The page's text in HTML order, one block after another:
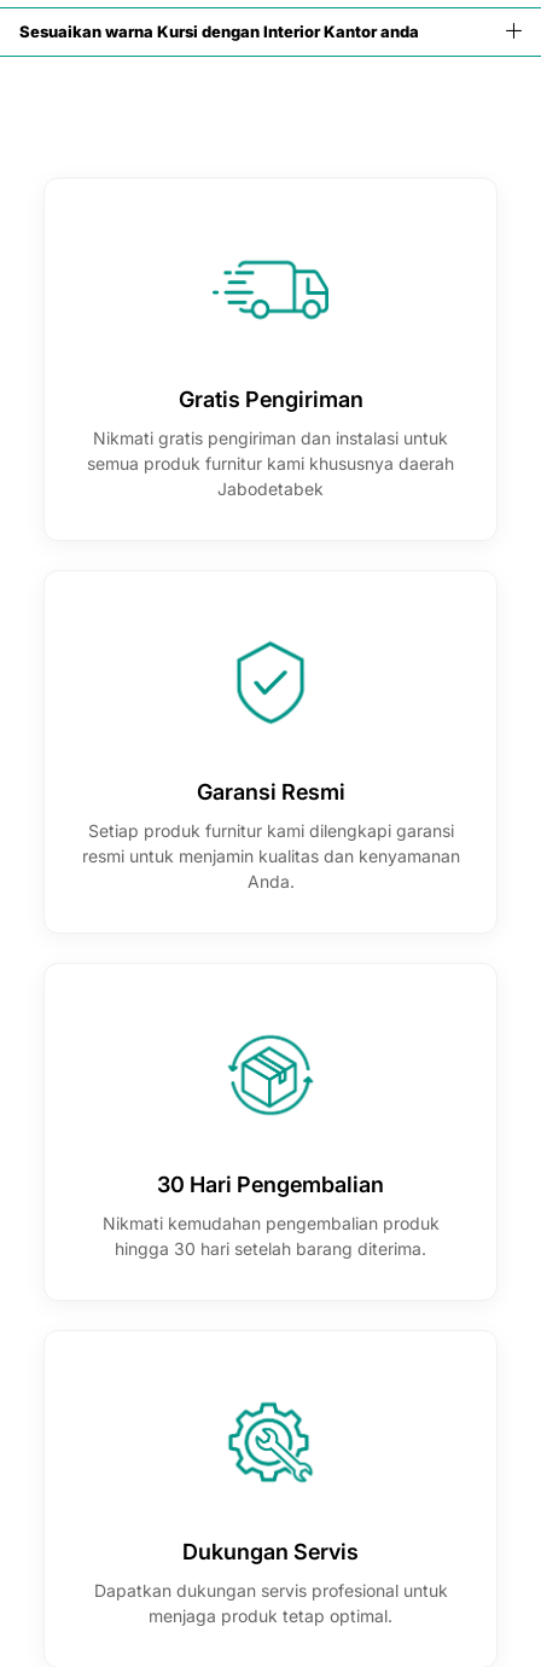
Sesuaikan warna Kursi dengan Interior Kantor anda
Gratis Pengiriman
Nikmati gratis pengiriman dan instalasi untuk
semua produk furnitur kami khususnya daerah
Jabodetabek
Garansi Resmi
Setiap produk furnitur kami dilengkapi garansi
resmi untuk menjamin kualitas dan kenyamanan
Anda.
30 Hari Pengembalian
Nikmati kemudahan pengembalian produk
hingga 30 hari setelah barang diterima.
Dukungan Servis
Dapatkan dukungan servis profesional untuk
menjaga produk tetap optimal.